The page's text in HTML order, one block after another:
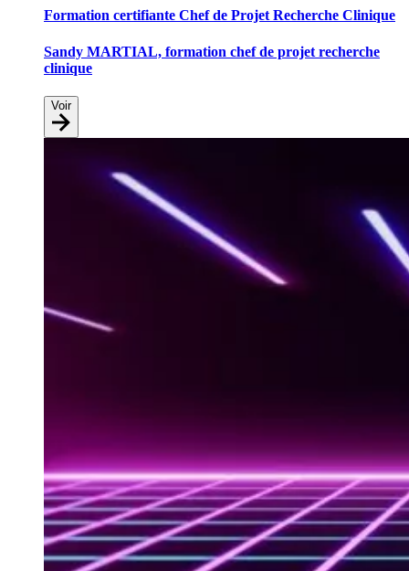
Formation certifiante Chef de Projet Recherche Clinique
Sandy MARTIAL, formation chef de projet recherche
clinique
Voir